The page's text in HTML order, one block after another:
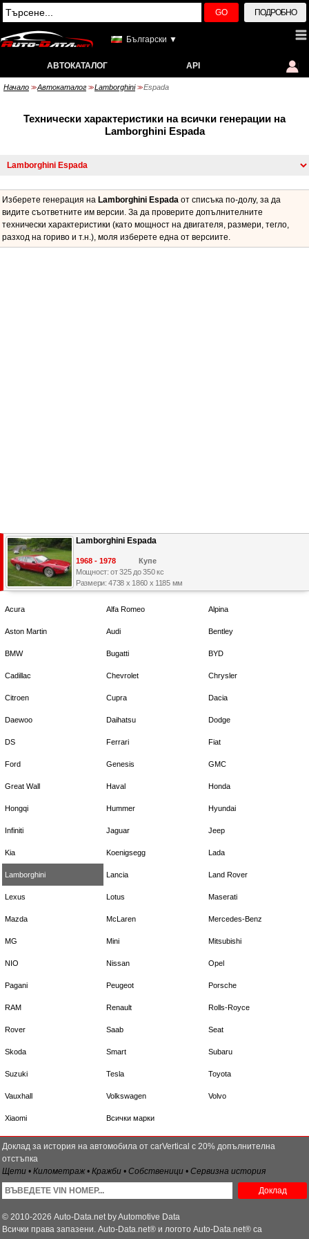
GO ПОДРОБНО
Български ▼
АВТОКАТАЛОГ API
Начало >> Автокаталог >> Lamborghini >> Espada
Технически характеристики на всички генерации на
Lamborghini Espada
Изберете генерация на Lamborghini Espada от списъка по-долу, за да
видите съответните им версии. За да проверите допълнителните
технически характеристики (като мощност на двигателя, размери, тегло,
разход на гориво и т.н.), моля изберете една от версиите.
Lamborghini Espada
1968 - 1978
Купе
Мощност: от 325 до 350 кс
Размери: 4738 x 1860 x 1185 мм
Acura Alfa Romeo Alpina
Aston Martin Audi Bentley
BMW Bugatti BYD
Cadillac Chevrolet Chrysler
Citroen Cupra Dacia
Daewoo Daihatsu Dodge
DS Ferrari Fiat
Ford Genesis GMC
Great Wall Haval Honda
Hongqi Hummer Hyundai
Infiniti Jaguar Jeep
Kia Koenigsegg Lada
Lamborghini Lancia Land Rover
Lexus Lotus Maserati
Mazda McLaren Mercedes-Benz
MG Mini Mitsubishi
NIO Nissan Opel
Pagani Peugeot Porsche
RAM Renault Rolls-Royce
Rover Saab Seat
Skoda Smart Subaru
Suzuki Tesla Toyota
Vauxhall Volkswagen Volvo
Xiaomi Всички марки
Доклад за история на автомобила от carVertical с 20% допълнителна
отстъпка
Щети • Километраж • Кражби • Собственици • Сервизна история
Доклад
© 2010-2026 Auto-Data.net by Automotive Data
Всички права запазени. Auto-Data.net® и логото Auto-Data.net® са